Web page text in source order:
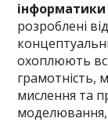
інформатики
розроблені
охоплюють всі
грамотність,
мислення та